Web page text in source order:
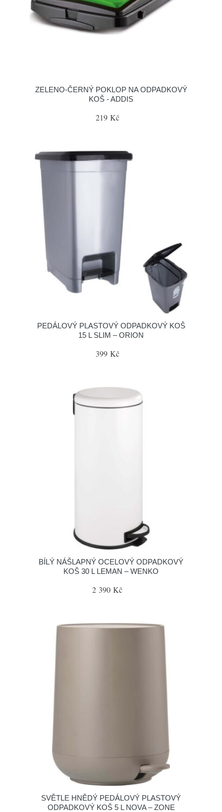
ZELENO-ČERNÝ POKLOP NA ODPADKOVÝ
KOŠ - ADDIS
219 Kč
PEDÁLOVÝ PLASTOVÝ ODPADKOVÝ KOŠ
15 L SLIM – ORION
399 Kč
BÍLÝ NÁŠLAPNÝ OCELOVÝ ODPADKOVÝ
KOŠ 30 L LEMAN – WENKO
2 390 Kč
SVĚTLE HNĚDÝ PEDÁLOVÝ PLASTOVÝ
ODPADKOVÝ KOŠ 5 L NOVA – ZONE